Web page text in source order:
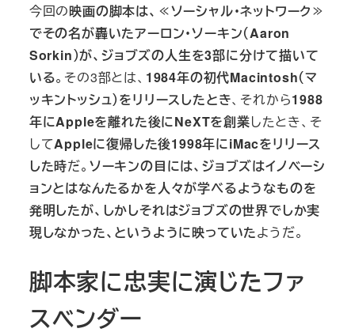
今回の映画の脚本は、≪ソーシャル・ネットワーク≫
でその名が轟いたアーロン・ソーキン（Aaron
Sorkin）が、ジョブズの人生を3部に分けて描いて
いる。その3部とは、 1984年の初代Macintosh（マ
ッキントッシュ）をリリースしたとき、それから1988
年にAppleを離れた後にNeXTを創業したとき、そ
してAppleに復帰した後1998年にiMacをリリース
した時だ。 ソーキンの目には、ジョブズはイノベーシ
ョンとはなんたるかを人々が学べるようなものを
発明したが、しかしそれはジョブズの世界でしか実
現しなかった、というように映っていたようだ。
脚本家に忠実に演じたファ
スベンダー